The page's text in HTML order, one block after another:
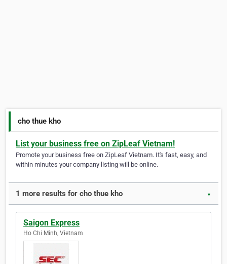
cho thue kho
List your business free on ZipLeaf Vietnam!
Promote your business free on ZipLeaf Vietnam. It's fast, easy, and
within minutes your company listing will be online.
1 more results for cho thue kho ▼
Saigon Express
Ho Chi Minh, Vietnam